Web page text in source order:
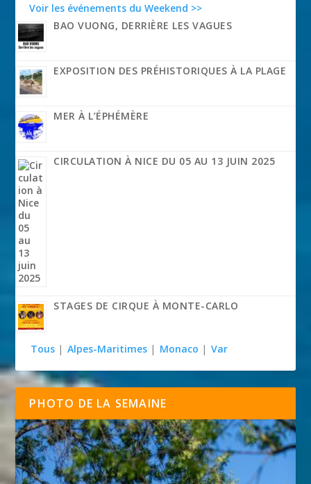
Voir les événements du Weekend >>
BAO VUONG, DERRIÈRE LES VAGUES
EXPOSITION DES PRÉHISTORIQUES À LA PLAGE
MER À L’ÉPHÉMÈRE
CIRCULATION À NICE DU 05 AU 13 JUIN 2025
STAGES DE CIRQUE À MONTE-CARLO
Tous | Alpes-Maritimes | Monaco | Var
PHOTO DE LA SEMAINE